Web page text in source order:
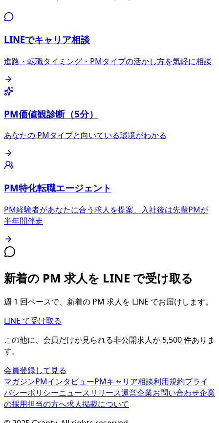
LINEでキャリア相談
進路・転職タイミング・PMタイプの活かし方を気軽に相談
PM価値観診断（5分）
あなたの PMタイプと向いている環境がわかる
PM特化転職エージェント
PM経験者があなたに合う求人を提案、入社後は先輩PMが
半年間伴走
新着の PM 求人を LINE で受け取る
週 1 回ペースで、新着の PM 求人を LINE でお届けします。
LINE で受け取る
この他に、会員だけが見られる非公開求人が 5,500件ありま
す。
会員登録して見る
マガジンPMインタビューPMキャリア相談利用規約プライ
バシーポリシーニュースリリース運営企業お問い合わせ企業
の採用担当の方へ求人掲載について